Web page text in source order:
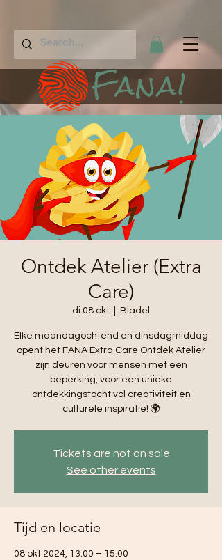
Fana!
Ontdek Atelier (Extra
Care)
di 08 okt Bladel
Elke maandagochtend en dinsdagmiddag
opent het FANA Extra Care Ontdek Atelier
zijn deuren voor mensen met een
beperking, voor een unieke
ontdekkingstocht vol creativiteit én
culturele inspiratie! 🌍
Tickets are not on sale
See other events
Tijd en locatie
08 okt 2024, 13:00 – 15:00